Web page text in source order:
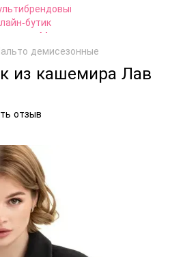
демисезонные
из кашемира Лав
отзыв